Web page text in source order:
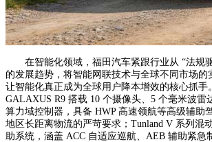
在智能化领域，福田汽车紧跟行业从 “法规驱
的发展趋势，将智能网联技术与全球不同市场的
让智能化真正成为全球用户降本增效的核心抓手
GALAXUS R9 搭载 10 个摄像头、5 个毫米波雷
算力域控制器，具备 HWP 高速领航等高级辅助
地区长距离物流的严苛要求；Tunland V 系列混
助系统，涵盖 ACC 自适应巡航、AEB 辅助紧急